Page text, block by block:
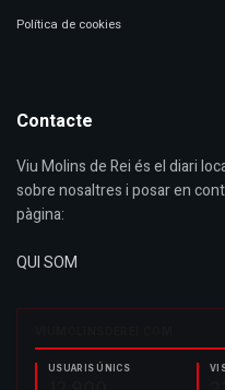
Política de cookies
Contacte
Viu Molins de Rei és el diari
sobre nosaltres i posar en
pàgina:
QUI SOM